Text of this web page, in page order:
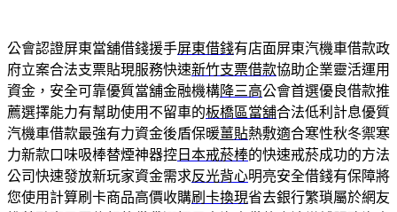
公會認證屏東當舖借錢援手屏東借錢有店面屏東汽機車借款政
府立案合法支票貼現服務快速新竹支票借款協助企業靈活運用
資金，安全可靠優質當舖金融機構降三高公會首選優良借款推
薦選擇能力有幫助使用不留車的板橋區當舖合法低利計息優質
汽機車借款最強有力資金後盾保暖薑貼熱敷適合寒性秋冬禦寒
力新款口味吸棒替煙神器控 日本戒菸棒的快速戒菸成功的方法
公司快速發放新玩家資金需求反光背心明亮安全借錢有保障將
您使用計算刷卡商品高價收購刷卡換現省去銀行繁瑣屬於網友